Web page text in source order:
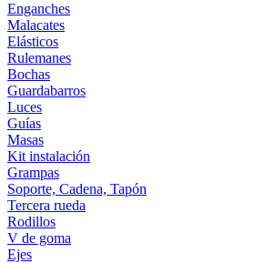
Enganches
Malacates
Elásticos
Rulemanes
Bochas
Guardabarros
Luces
Guías
Masas
Kit instalación
Grampas
Soporte, Cadena, Tapón
Tercera rueda
Rodillos
V de goma
Ejes